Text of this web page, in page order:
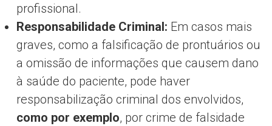
profissional.
Responsabilidade Criminal: Em casos mais
graves, como a falsificação de prontuários ou
a omissão de informações que causem dano
à saúde do paciente, pode haver
responsabilização criminal dos envolvidos,
como por exemplo, por crime de falsidade